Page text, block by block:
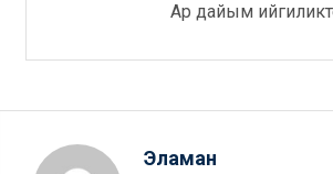
Ар дайым
Эламан